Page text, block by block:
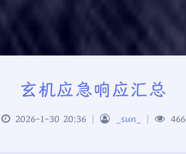
玄机应急响应汇总
2026-1-30 20:36 | _sun_ | 466